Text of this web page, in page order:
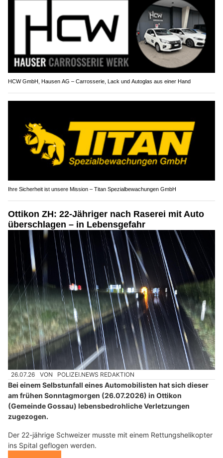
HCW GmbH, Hausen AG – Carrosserie, Lack und Autoglas aus einer Hand
Ihre Sicherheit ist unsere Mission – Titan Spezialbewachungen GmbH
Ottikon ZH: 22-Jähriger nach Raserei mit Auto
überschlagen – in Lebensgefahr
26.07.26 VON POLIZEI.NEWS REDAKTION
Bei einem Selbstunfall eines Automobilisten hat sich dieser
am frühen Sonntagmorgen (26.07.2026) in Ottikon
(Gemeinde Gossau) lebensbedrohliche Verletzungen
zugezogen.
Der 22-jährige Schweizer musste mit einem Rettungshelikopter
ins Spital geflogen werden.